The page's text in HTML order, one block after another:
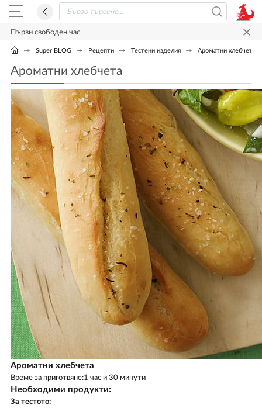
Първи свободен час
Super BLOG Рецепти Тестени изделия Ароматни хлебчета
Ароматни хлебчета
Ароматни хлебчета
Време за приготвяне:1 час и 30 минути
Необходими продукти:
За тестото: